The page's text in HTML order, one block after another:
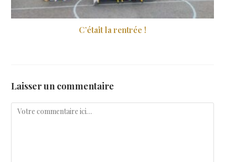
C’était la rentrée !
Laisser un commentaire